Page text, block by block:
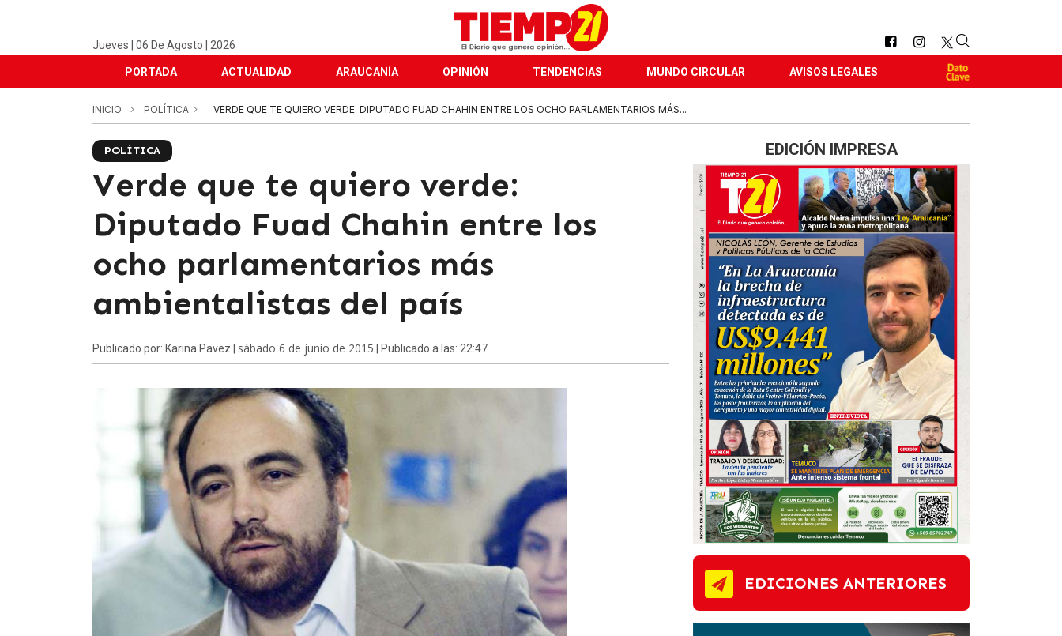
Jueves | 06 De Agosto | 2026
PORTADA ACTUALIDAD ARAUCANÍA OPINIÓN TENDENCIAS MUNDO CIRCULAR AVISOS LEGALES
INICIO POLÍTICA VERDE QUE TE QUIERO VERDE: DIPUTADO FUAD CHAHIN ENTRE LOS OCHO PARLAMENTARIOS MÁS...
POLÍTICA
Verde que te quiero verde:
Diputado Fuad Chahin entre los
ocho parlamentarios más
ambientalistas del país
Publicado por: Karina Pavez | sábado 6 de junio de 2015 | Publicado a las: 22:47
EDICIÓN IMPRESA
EDICIONES ANTERIORES